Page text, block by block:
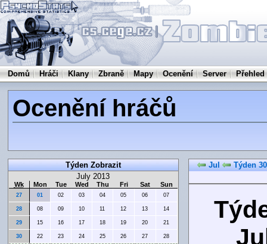
Domů Hráči Klany Zbraně Mapy Ocenění Server Přehled
Ocenění hráčů
Týden Zobrazit
July 2013
Wk Mon Tue Wed Thu Fri Sat Sun
27 01 02 03 04 05 06 07
28 08 09 10 11 12 13 14
29 15 16 17 18 19 20 21
30 22 23 24 25 26 27 28
Jul Týden